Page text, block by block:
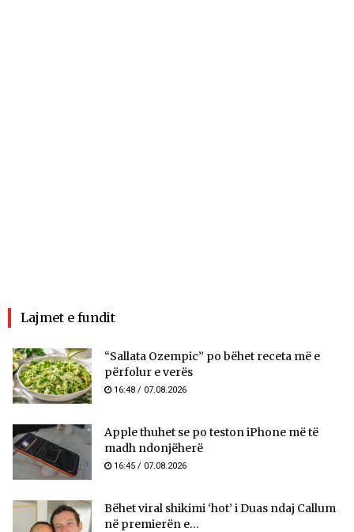
Lajmet e fundit
“Sallata Ozempic” po bëhet receta më e
përfolur e verës
16:48 / 07.08.2026
Apple thuhet se po teston iPhone më të
madh ndonjëherë
16:45 / 07.08.2026
Bëhet viral shikimi ‘hot’ i Duas ndaj Callum
në premierën e...